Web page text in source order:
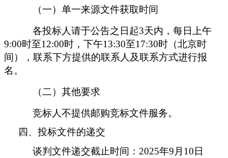
（一） 单一来源文件获取时间
各投标人请于公告之 日起3天内，每日上午
9:00时至12:00时，下午13:30至17:30时（北京时
间），联系下方提供的联系人及联系方式进行报
名。
（二）其他要求
竞标人不提供邮购竞标文件服务。
四、投标文件的递交
谈判文件递交截止时间： 2025年9 月 10日